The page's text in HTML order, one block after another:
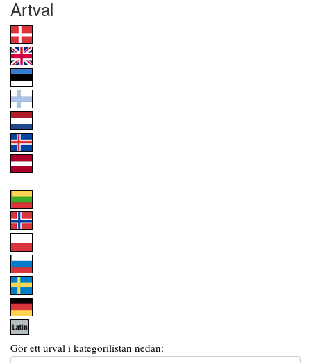
Artval
Gör ett urval i kategorilistan nedan: